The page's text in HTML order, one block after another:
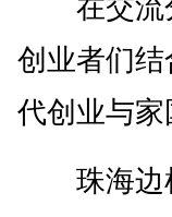
在交流分
创业者们
代创业与家
珠海边检